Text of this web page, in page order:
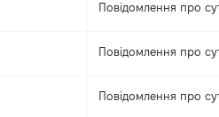
Повідомлення про
Повідомлення про
Повідомлення про